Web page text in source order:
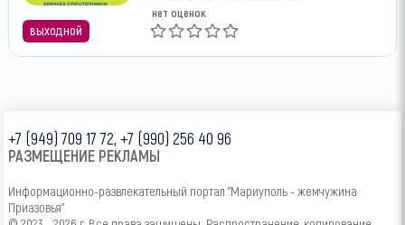
выходной
нет оценок
+7 (949) 709 17 72, +7 (990) 256 40 96
РАЗМЕЩЕНИЕ РЕКЛАМЫ
Информационно-развлекательный портал "Мариуполь - жемчужина
Приазовья"